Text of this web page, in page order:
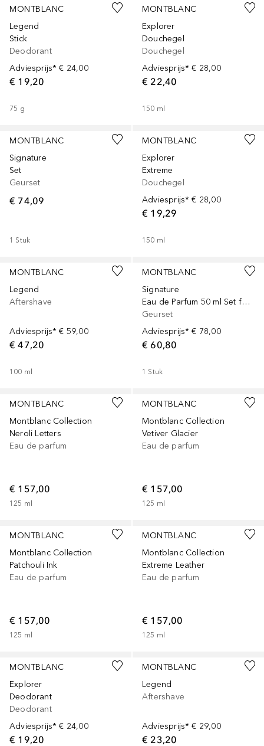
MONTBLANC
Legend
Stick
Deodorant
Adviesprijs* € 24,00
€ 19,20
75 g
MONTBLANC
Explorer
Douchegel
Douchegel
Adviesprijs* € 28,00
€ 22,40
150 ml
MONTBLANC
Signature
Set
Geurset
€ 74,09
1 Stuk
MONTBLANC
Explorer
Extreme
Douchegel
Adviesprijs* € 28,00
€ 19,29
150 ml
MONTBLANC
Legend
Aftershave
Adviesprijs* € 59,00
€ 47,20
100 ml
MONTBLANC
Signature
Eau de Parfum 50 ml Set for Men
Geurset
Adviesprijs* € 78,00
€ 60,80
1 Stuk
MONTBLANC
Montblanc Collection
Neroli Letters
Eau de parfum
€ 157,00
125 ml
MONTBLANC
Montblanc Collection
Vetiver Glacier
Eau de parfum
€ 157,00
125 ml
MONTBLANC
Montblanc Collection
Patchouli Ink
Eau de parfum
€ 157,00
125 ml
MONTBLANC
Montblanc Collection
Extreme Leather
Eau de parfum
€ 157,00
125 ml
MONTBLANC
Explorer
Deodorant
Deodorant
Adviesprijs* € 24,00
€ 19,20
MONTBLANC
Legend
Aftershave
Adviesprijs* € 29,00
€ 23,20